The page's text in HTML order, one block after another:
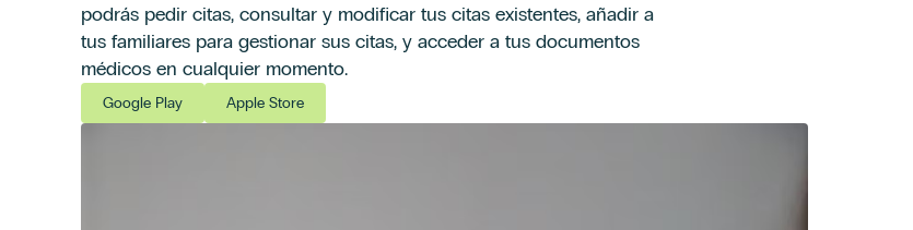
podrás pedir citas, consultar y modificar tus citas existentes, añadir a
tus familiares para gestionar sus citas, y acceder a tus documentos
médicos en cualquier momento.
Google Play Apple Store